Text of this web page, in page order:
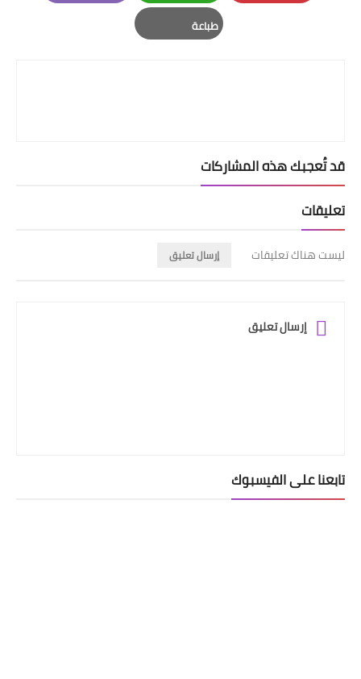
Whatsapp
طباعة
قد تُعجبك هذه المشاركات
تعليقات
ليست هناك تعليقات إرسال تعليق
إرسال تعليق
تابعنا على الفيسبوك